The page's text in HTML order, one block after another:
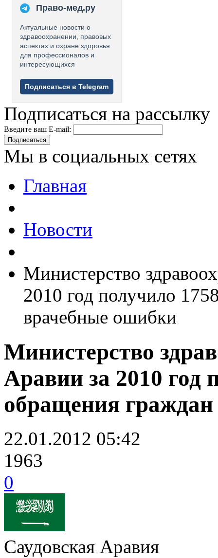
Право-мед.ру
Актуальные новости о
здравоохранении, правовых
аспектах и охране здоровья
для профессионалов и
интересующихся
Подписаться в Telegram
Подписаться на рассылку
Введите ваш E-mail:
Подписаться
Мы в социальных сетях
Главная
Новости
Министерство
2010 год получило
врачебные ошибки
Министерство
Аравии за 2010 год
обращения
22.01.2012 05:42
1963
0
Саудовская Аравия